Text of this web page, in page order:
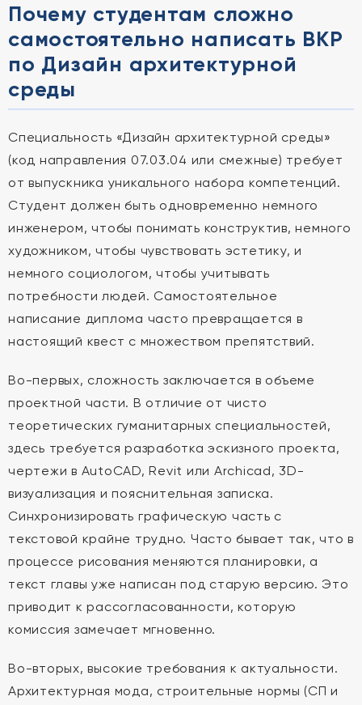
Почему студентам сложно
самостоятельно написать ВКР
по Дизайн архитектурной
среды
Специальность «Дизайн архитектурной среды»
(код направления 07.03.04 или смежные) требует
от выпускника уникального набора компетенций.
Студент должен быть одновременно немного
инженером, чтобы понимать конструктив, немного
художником, чтобы чувствовать эстетику, и
немного социологом, чтобы учитывать
потребности людей. Самостоятельное
написание диплома часто превращается в
настоящий квест с множеством препятствий.
Во-первых, сложность заключается в объеме
проектной части. В отличие от чисто
теоретических гуманитарных специальностей,
здесь требуется разработка эскизного проекта,
чертежи в AutoCAD, Revit или Archicad, 3D-
визуализация и пояснительная записка.
Синхронизировать графическую часть с
текстовой крайне трудно. Часто бывает так, что в
процессе рисования меняются планировки, а
текст главы уже написан под старую версию. Это
приводит к рассогласованности, которую
комиссия замечает мгновенно.
Во-вторых, высокие требования к актуальности.
Архитектурная мода, строительные нормы (СП и